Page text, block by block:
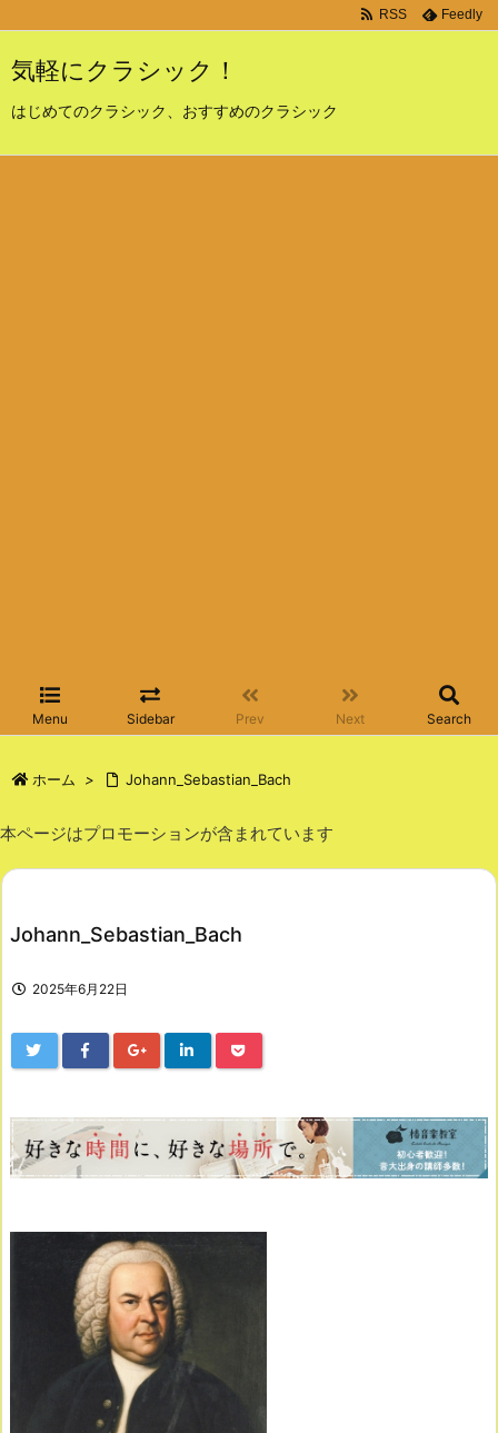
気軽にクラシック！
はじめてのクラシック、おすすめのクラシック
Menu Sidebar Prev Next Search
RSS Feedly
ホーム > Johann_Sebastian_Bach
本ページはプロモーションが含まれています
Johann_Sebastian_Bach
2025年6月22日